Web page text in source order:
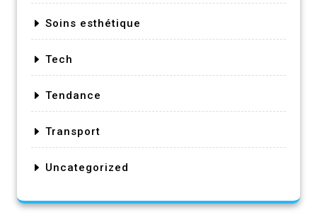
Soins esthétique
Tech
Tendance
Transport
Uncategorized